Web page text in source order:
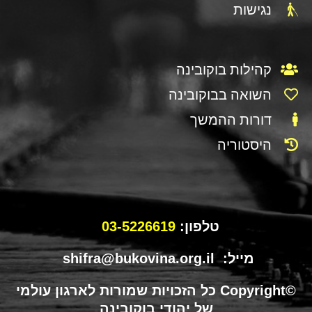
נגישות
קהילות בוקובינה
השואה בבוקובינה
דורות ההמשך
היסטוריה
טלפון:03-5226619
מייל: shifra@bukovina.org.il
©Copyright כל הזכויות שמורות לארגון עולמי
של יהודי בוקובינה